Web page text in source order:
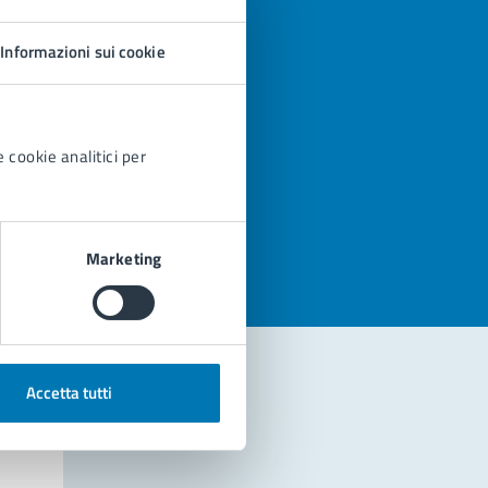
Informazioni sui cookie
cookie analitici per
Marketing
Accetta tutti